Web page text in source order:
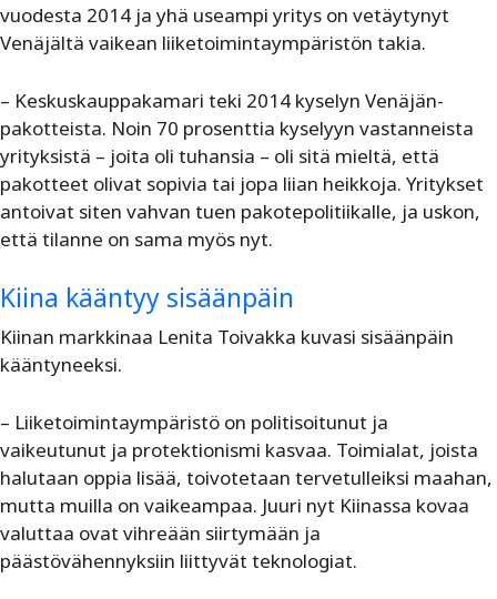
vuodesta 2014 ja yhä useampi yritys on vetäytynyt
Venäjältä vaikean liiketoimintaympäristön takia.
– Keskuskauppakamari teki 2014 kyselyn Venäjän-
pakotteista. Noin 70 prosenttia kyselyyn vastanneista
yrityksistä – joita oli tuhansia – oli sitä mieltä, että
pakotteet olivat sopivia tai jopa liian heikkoja. Yritykset
antoivat siten vahvan tuen pakotepolitiikalle, ja uskon,
että tilanne on sama myös nyt.
Kiina kääntyy sisäänpäin
Kiinan markkinaa Lenita Toivakka kuvasi sisäänpäin
kääntyneeksi.
– Liiketoimintaympäristö on politisoitunut ja
vaikeutunut ja protektionismi kasvaa. Toimialat, joista
halutaan oppia lisää, toivotetaan tervetulleiksi maahan,
mutta muilla on vaikeampaa. Juuri nyt Kiinassa kovaa
valuttaa ovat vihreään siirtymään ja
päästövähennyksiin liittyvät teknologiat.